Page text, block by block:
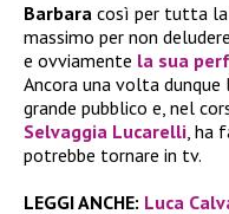
Barbara così per tutta
massimo per non
e ovviamente la sua
Ancora una volta dunque
grande pubblico e, nel
Selvaggia Lucarelli, ha
potrebbe tornare in tv.
LEGGI ANCHE: Luca